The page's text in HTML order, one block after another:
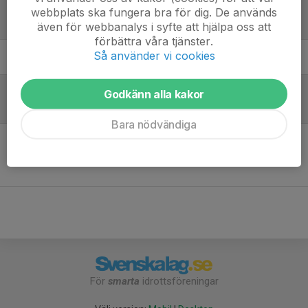
Laguppställning
19. Melker E.
Referat
För smarta idrottsföreningar
webbplats ska fungera bra för dig. De används
även för webbanalys i syfte att hjälpa oss att
förbättra våra tjänster.
Så använder vi cookies
Godkänn alla kakor
Bara nödvändiga